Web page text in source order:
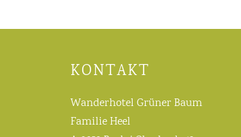
KONTAKT
Wanderhotel Grüner Baum
Familie Heel